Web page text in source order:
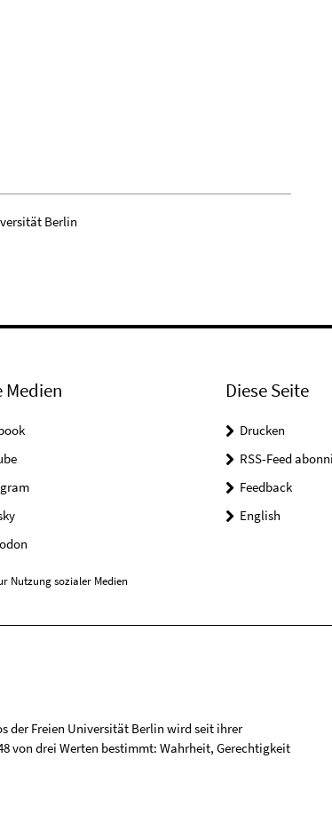
Berlin
Medien
Nutzung sozialer Medien
Diese Seite
Drucken
RSS-Feed
Feedback
English
der Freien Universität Berlin wird seit ihrer
von drei Werten bestimmt: Wahrheit, Gerechtigkeit